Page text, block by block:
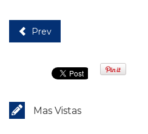
Prev
Mas Vistas